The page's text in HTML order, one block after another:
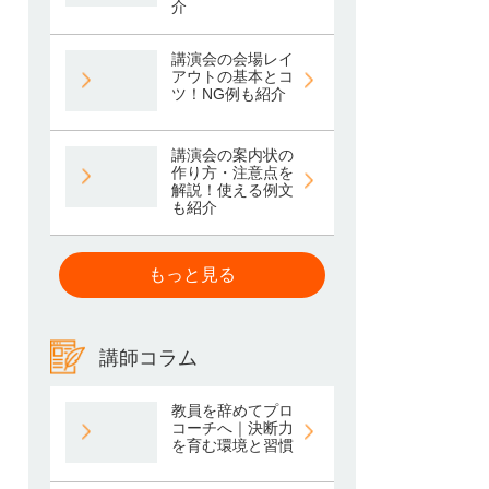
介
講演会の会場レイ
アウトの基本とコ
ツ！NG例も紹介
講演会の案内状の
作り方・注意点を
解説！使える例文
も紹介
もっと見る
講師コラム
教員を辞めてプロ
コーチへ｜決断力
を育む環境と習慣